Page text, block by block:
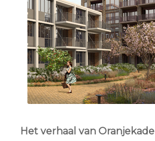
Het verhaal van Oranjekade